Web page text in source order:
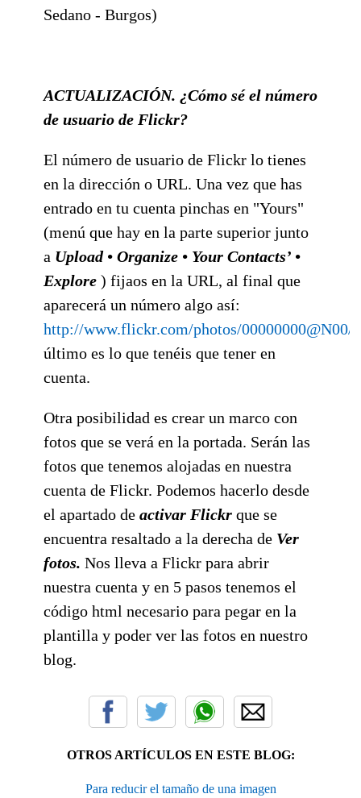
Sedano - Burgos)
ACTUALIZACIÓN. ¿Cómo sé el número
de usuario de Flickr?
El número de usuario de Flickr lo tienes
en la dirección o URL. Una vez que has
entrado en tu cuenta pinchas en "Yours"
(menú que hay en la parte superior junto
a Upload • Organize • Your Contacts’ •
Explore ) fijaos en la URL, al final que
aparecerá un número algo así:
http://www.flickr.com/photos/00000000@N00/
último es lo que tenéis que tener en
cuenta.
Otra posibilidad es crear un marco con
fotos que se verá en la portada. Serán las
fotos que tenemos alojadas en nuestra
cuenta de Flickr. Podemos hacerlo desde
el apartado de activar Flickr que se
encuentra resaltado a la derecha de Ver
fotos. Nos lleva a Flickr para abrir
nuestra cuenta y en 5 pasos tenemos el
código html necesario para pegar en la
plantilla y poder ver las fotos en nuestro
blog.
OTROS ARTÍCULOS EN ESTE BLOG:
Para reducir el tamaño de una imagen